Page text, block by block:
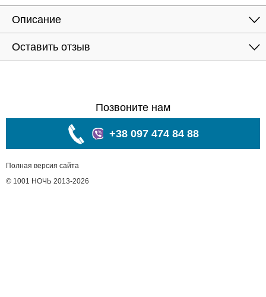
Описание
Оставить отзыв
Позвоните нам
+38 097 474 84 88
Полная версия сайта
© 1001 НОЧЬ 2013-2026